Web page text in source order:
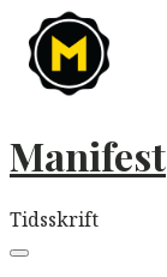
Skip
content
Manifest
Tidsskrift
navigation
Menu